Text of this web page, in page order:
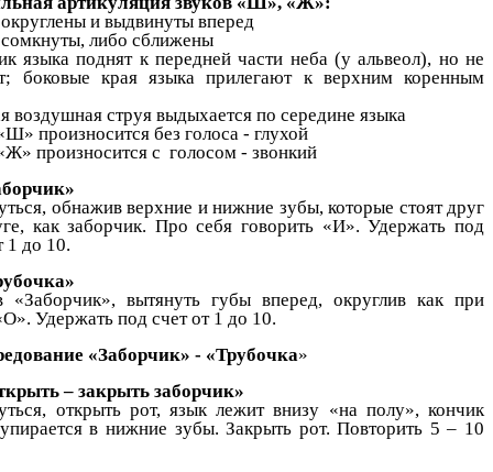
и выдвинуты вперед
либо сближены
языка поднят к передней части неба (у альвеол), но не
боковые края языка прилегают к верхним коренным
воздушная струя выдыхается по середине языка
произносится без голоса - глухой
произносится с голосом - звонкий
обнажив верхние и нижние зубы, которые стоят друг
как заборчик. Про себя говорить «И». Удержать под
1 до 10.
«Заборчик», вытянуть губы вперед, округлив как при
Удержать под счет от 1 до 10.
«Заборчик» - «Трубочка»
– закрыть заборчик»
открыть рот, язык лежит внизу «на полу», кончик
в нижние зубы. Закрыть рот. Повторить 5 – 10